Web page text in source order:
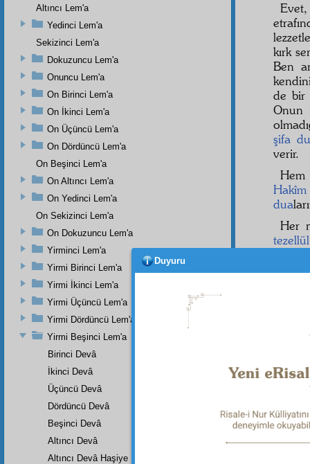
Evet,
kırk
Ben
de bir
şifa
verir.
Hem
Hakîm
dua
Her
tezellül
duanın
Altıncı Lem'a
Yedinci Lem'a
Sekizinci Lem'a
Dokuzuncu Lem'a
Onuncu Lem'a
On Birinci Lem'a
On İkinci Lem'a
On Üçüncü Lem'a
On Dördüncü Lem'a
On Beşinci Lem'a
On Altıncı Lem'a
On Yedinci Lem'a
On Sekizinci Lem'a
On Dokuzuncu Lem'a
Yirminci Lem'a
Yirmi Birinci Lem'a
Yirmi İkinci Lem'a
Yirmi Üçüncü Lem'a
Yirmi Dördüncü Lem'a
Yirmi Beşinci Lem'a
Birinci Devâ
İkinci Devâ
Üçüncü Devâ
Dördüncü Devâ
Beşinci Devâ
Altıncı Devâ
Altıncı Devâ Haşiye
Duyuru